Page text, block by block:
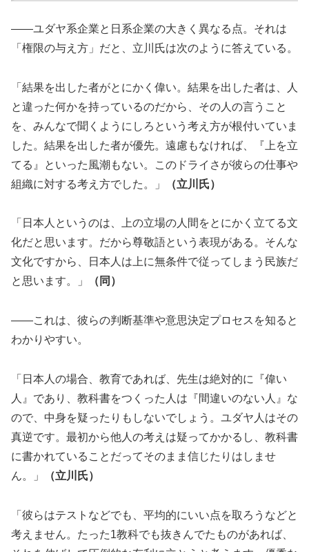
――ユダヤ系企業と日系企業の大きく異なる点。それは
「権限の与え方」だと、立川氏は次のように答えている。
「結果を出した者がとにかく偉い。結果を出した者は、人
と違った何かを持っているのだから、その人の言うこと
を、みんなで聞くようにしろという考え方が根付いていま
した。結果を出した者が優先。遠慮もなければ、『上を立
てる』といった風潮もない。このドライさが彼らの仕事や
組織に対する考え方でした。」
（立川氏）
「日本人というのは、上の立場の人間をとにかく立てる文
化だと思います。だから尊敬語という表現がある。そんな
文化ですから、日本人は上に無条件で従ってしまう民族だ
と思います。」
（同）
――これは、彼らの判断基準や意思決定プロセスを知ると
わかりやすい。
「日本人の場合、教育であれば、先生は絶対的に『偉い
人』であり、教科書をつくった人は『間違いのない人』な
ので、中身を疑ったりもしないでしょう。ユダヤ人はその
真逆です。最初から他人の考えは疑ってかかるし、教科書
に書かれていることだってそのまま信じたりはしませ
ん。」
（立川氏）
「彼らはテストなどでも、平均的にいい点を取ろうなどと
考えません。たった1教科でも抜きんでたものがあれば、